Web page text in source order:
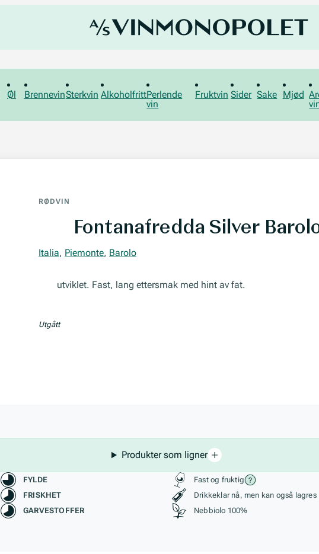
Øl BrennevinSterkvin AlkoholfrittPerlende
vin
Fruktvin Sider Sake Mjød
RØDVIN
Fontanafredda Silver
Italia, Piemonte, Barolo
Fint utviklet. Fast, lang ettersmak med hint av fat.
Utgått
Produkter som ligner
Karakteristikk
FYLDE
FRISKHET
GARVESTOFFER
Stil, lagring og
Fast og fruktig
Drikkeklar nå, men kan også lagres
Nebbiolo 100%